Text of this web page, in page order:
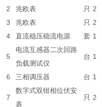
2
兆欧表 只 2
3
兆欧表 只 2
4
直流稳压稳流电源 套 1
5
电流互感器二次回路
负载测试仪
台 1
6 三相调压器 台 1
7
数字式双钳相位伏安
表
只 2